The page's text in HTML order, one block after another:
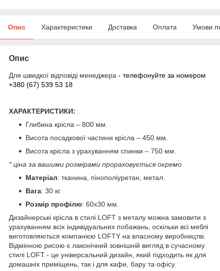
Опис Характеристики Доставка Оплата Умови
Опис
Для швидкої відповіді менеджера - телефонуйте за номером
+380 (67) 539 53 18
ХАРАКТЕРИСТИКИ:
Глибина крісла – 800 мм.
Висота посадкової частини крісла – 450 мм.
Висота крісла з урахуванням спинки – 750 мм.
* ціна за вашими розмірами прораховується окремо
Матеріал: тканина, пінополіуретан, метал.
Вага: 30 кг.
Розмір профілю: 60х30 мм.
Дизайнерські крісла в стилі LOFT з металу можна замовити з
урахуванням всіх індивідуальних побажань, оскільки всі меблі
виготовляються компанією LOFTY на власному виробництві.
Відмінною рисою є лаконічний зовнішній вигляд в сучасному
стилі LOFT - це універсальний дизайн, який підходить як для
домашніх приміщень, так і для кафе, бару та офісу.